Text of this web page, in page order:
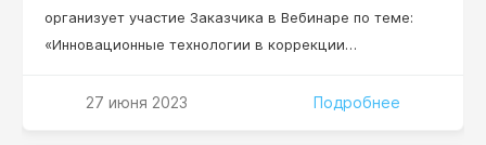
организует участие Заказчика в Вебинаре по теме:
«Инновационные технологии в коррекции
который состоится «27» июня 2023 г. в 12:00 (по мск
27 июня 2023 Подробнее